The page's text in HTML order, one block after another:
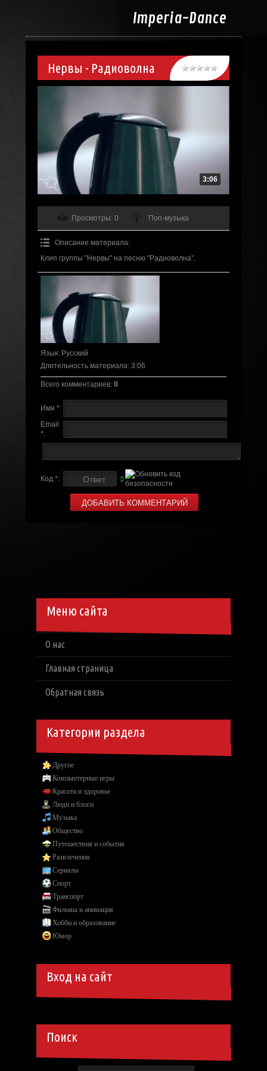
Imperia-Dance
Нервы - Радиоволна
3:06
Просмотры: 0 Поп-музыка
Описание материала:
Клип группы "Нервы" на песню "Радиоволна".
Язык: Русский
Длительность материала: 3:06
Всего комментариев: 0
Имя *:
Email
*:
Код *:
Меню сайта
О нас
Главная страница
Обратная связь
Категории раздела
Другое
Компьютерные игры
Красота и здоровье
Люди и блоги
Музыка
Общество
Путешествия и события
Развлечения
Сериалы
Спорт
Транспорт
Фильмы и анимация
Хобби и образование
Юмор
Вход на сайт
Поиск